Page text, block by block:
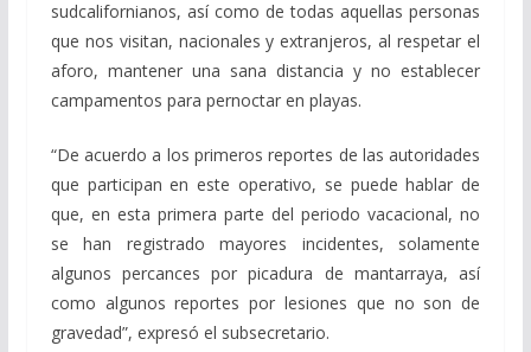
sudcalifornianos, así como de todas aquellas personas
que nos visitan, nacionales y extranjeros, al respetar el
aforo, mantener una sana distancia y no establecer
campamentos para pernoctar en playas.
“De acuerdo a los primeros reportes de las autoridades
que participan en este operativo, se puede hablar de
que, en esta primera parte del periodo vacacional, no
se han registrado mayores incidentes, solamente
algunos percances por picadura de mantarraya, así
como algunos reportes por lesiones que no son de
gravedad”, expresó el subsecretario.